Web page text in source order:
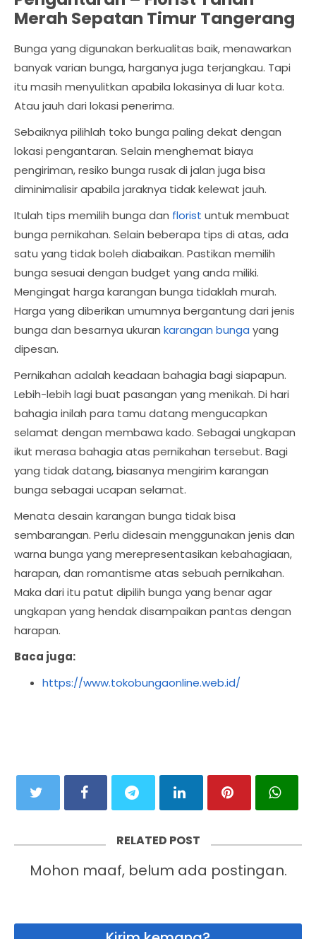
Merah Sepatan Timur Tangerang
Bunga yang digunakan berkualitas baik, menawarkan
banyak varian bunga, harganya juga terjangkau. Tapi
itu masih menyulitkan apabila lokasinya di luar kota.
Atau jauh dari lokasi penerima.
Sebaiknya pilihlah toko bunga paling dekat dengan
lokasi pengantaran. Selain menghemat biaya
pengiriman, resiko bunga rusak di jalan juga bisa
diminimalisir apabila jaraknya tidak kelewat jauh.
Itulah tips memilih bunga dan florist untuk membuat
bunga pernikahan. Selain beberapa tips di atas, ada
satu yang tidak boleh diabaikan. Pastikan memilih
bunga sesuai dengan budget yang anda miliki.
Mengingat harga karangan bunga tidaklah murah.
Harga yang diberikan umumnya bergantung dari jenis
bunga dan besarnya ukuran karangan bunga yang
dipesan.
Pernikahan adalah keadaan bahagia bagi siapapun.
Lebih-lebih lagi buat pasangan yang menikah. Di hari
bahagia inilah para tamu datang mengucapkan
selamat dengan membawa kado. Sebagai ungkapan
ikut merasa bahagia atas pernikahan tersebut. Bagi
yang tidak datang, biasanya mengirim karangan
bunga sebagai ucapan selamat.
Menata desain karangan bunga tidak bisa
sembarangan. Perlu didesain menggunakan jenis dan
warna bunga yang merepresentasikan kebahagiaan,
harapan, dan romantisme atas sebuah pernikahan.
Maka dari itu patut dipilih bunga yang benar agar
ungkapan yang hendak disampaikan pantas dengan
harapan.
Baca juga:
https://www.tokobungaonline.web.id/
RELATED POST
Mohon maaf, belum ada postingan.